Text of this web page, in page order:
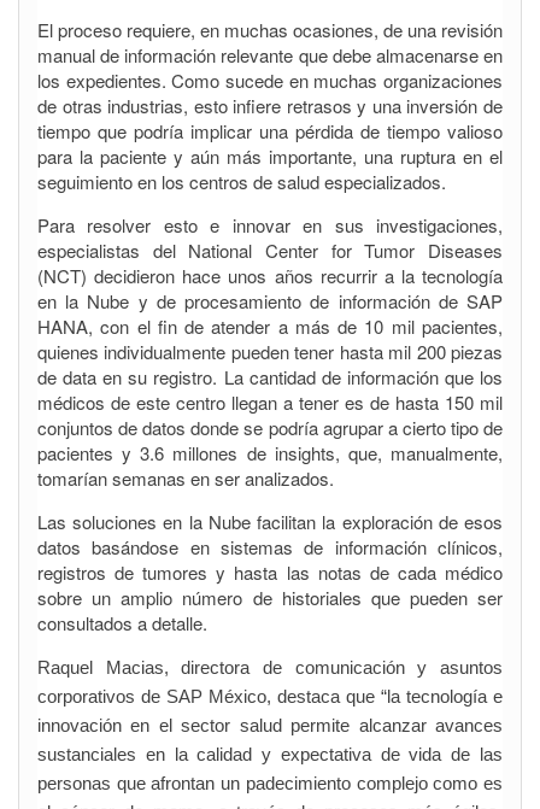
El proceso requiere, en muchas ocasiones, de una revisión
manual de información relevante que debe almacenarse en
los expedientes. Como sucede en muchas organizaciones
de otras industrias, esto infiere retrasos y una inversión de
tiempo que podría implicar una pérdida de tiempo valioso
para la paciente y aún más importante, una ruptura en el
seguimiento en los centros de salud especializados.
Para resolver esto e innovar en sus investigaciones,
especialistas del National Center for Tumor Diseases
(NCT) decidieron hace unos años recurrir a la tecnología
en la Nube y de procesamiento de información de SAP
HANA, con el fin de atender a más de 10 mil pacientes,
quienes individualmente pueden tener hasta mil 200 piezas
de data en su registro. La cantidad de información que los
médicos de este centro llegan a tener es de hasta 150 mil
conjuntos de datos donde se podría agrupar a cierto tipo de
pacientes y 3.6 millones de insights, que, manualmente,
tomarían semanas en ser analizados.
Las soluciones en la Nube facilitan la exploración de esos
datos basándose en sistemas de información clínicos,
registros de tumores y hasta las notas de cada médico
sobre un amplio número de historiales que pueden ser
consultados a detalle.
Raquel Macias, directora de comunicación y asuntos
corporativos de SAP México, destaca que “la tecnología e
innovación en el sector salud permite alcanzar avances
sustanciales en la calidad y expectativa de vida de las
personas que afrontan un padecimiento complejo como es